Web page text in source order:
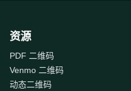
资源
PDF 二维码
Venmo 二维码
动态二维码